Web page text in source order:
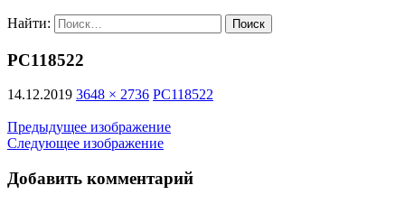
Найти:
PC118522
14.12.2019 3648 × 2736 PC118522
Предыдущее изображение
Следующее изображение
Добавить комментарий